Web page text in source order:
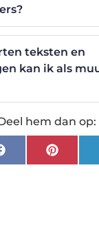
teksten en
kan ik als
hem dan op:
Facebook